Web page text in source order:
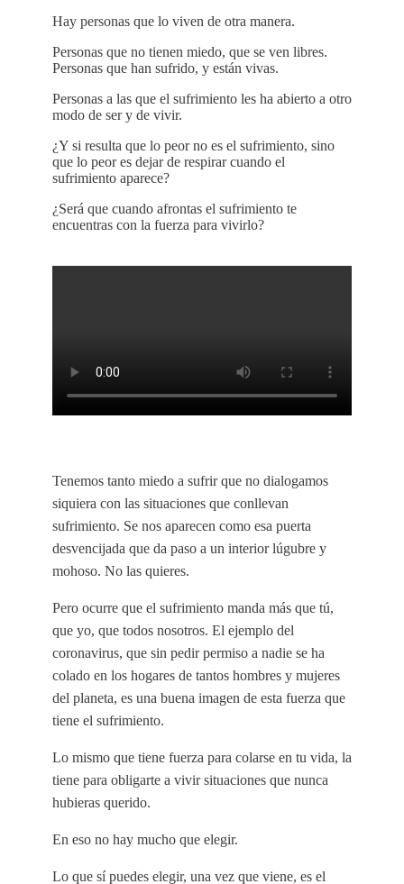
Hay personas que lo viven de otra manera.
Personas que no tienen miedo, que se ven libres.
Personas que han sufrido, y están vivas.
Personas a las que el sufrimiento les ha abierto a otro
modo de ser y de vivir.
¿Y si resulta que lo peor no es el sufrimiento, sino
que lo peor es dejar de respirar cuando el
sufrimiento aparece?
¿Será que cuando afrontas el sufrimiento te
encuentras con la fuerza para vivirlo?
Tenemos tanto miedo a sufrir que no dialogamos
siquiera con las situaciones que conllevan
sufrimiento. Se nos aparecen como esa puerta
desvencijada que da paso a un interior lúgubre y
mohoso. No las quieres.
Pero ocurre que el sufrimiento manda más que tú,
que yo, que todos nosotros. El ejemplo del
coronavirus, que sin pedir permiso a nadie se ha
colado en los hogares de tantos hombres y mujeres
del planeta, es una buena imagen de esta fuerza que
tiene el sufrimiento.
Lo mismo que tiene fuerza para colarse en tu vida, la
tiene para obligarte a vivir situaciones que nunca
hubieras querido.
En eso no hay mucho que elegir.
Lo que sí puedes elegir, una vez que viene, es el